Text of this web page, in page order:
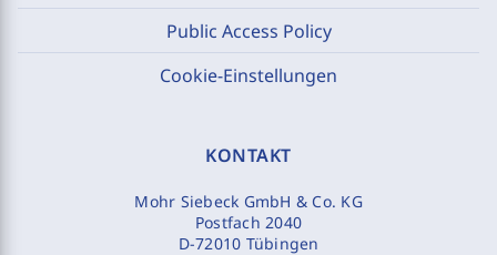
Public Access Policy
Cookie-Einstellungen
KONTAKT
Mohr Siebeck GmbH & Co. KG
Postfach 2040
D-72010 Tübingen